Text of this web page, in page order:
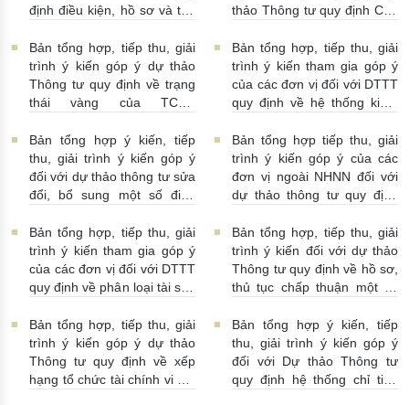
định điều kiện, hồ sơ và thủ
mua cổ phần của TCTD
29/12/2025 | 11:38:00
thảo Thông tư quy định Chế
NHNN do Thống đốc NHNN
ban hành
29/12/2025 |
03:55:00
Bản tổng hợp, tiếp thu, giải
trình ý kiến góp ý dự thảo
Thông tư quy định về trạng
thái vàng của TCTD
Bản tổng hợp, tiếp thu, giải
trình ý kiến tham gia góp ý
của các đơn vị đối với DTTT
quy định về hệ thống kiểm
thương mại, chi nhánh ngân
hàng nước ngoài
26/12/2025 | 11:15:00
Bản tổng hợp ý kiến, tiếp
thu, giải trình ý kiến góp ý
đối với dự thảo thông tư sửa
đổi, bổ sung một số điều
tín dụng nhân dân
25/12/2025 | 02:15:00
Bản tổng hợp tiếp thu, giải
trình ý kiến góp ý của các
đơn vị ngoài NHNN đối với
dự thảo thông tư quy định
chấp thuận những thay đổi,
danh sách dự kiến bầu, bổ
nhiệm nhân sự của tổ chức
tín dụng là hợp tác xã
Bản tổng hợp, tiếp thu, giải
trình ý kiến tham gia góp ý
của các đơn vị đối với DTTT
quy định về phân loại tài sản
Ngân hàng Phát triển Việt
Nam 22/12/2025 | 09:19:00
Bản tổng hợp, tiếp thu, giải
trình ý kiến đối với dự thảo
Thông tư quy định về hồ sơ,
thủ tục chấp thuận một số
thương mại, chi nhánh ngân
hàng nước ngoài
19/12/2025 | 16:00:00
Bản tổng hợp, tiếp thu, giải
trình ý kiến góp ý dự thảo
Thông tư quy định về xếp
hạng tổ chức tài chính vi mô
Bản tổng hợp ý kiến, tiếp
thu, giải trình ý kiến góp ý
đối với Dự thảo Thông tư
quy định hệ thống chỉ tiêu